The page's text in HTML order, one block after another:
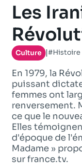
Festivals
Creators
À la une
Participer et
À votre écoute
Productions et
Programme tv
Les
Culture #Histoire
En 1979, la
puissant
femmes ont
renversement.
ce que le
Elles
d'époque de
Madame »
sur france.tv.